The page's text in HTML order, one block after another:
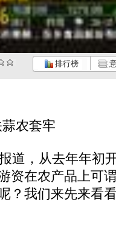
排行榜
农套牢
道，从去年年初
资在农产品上可
？我们来先来看